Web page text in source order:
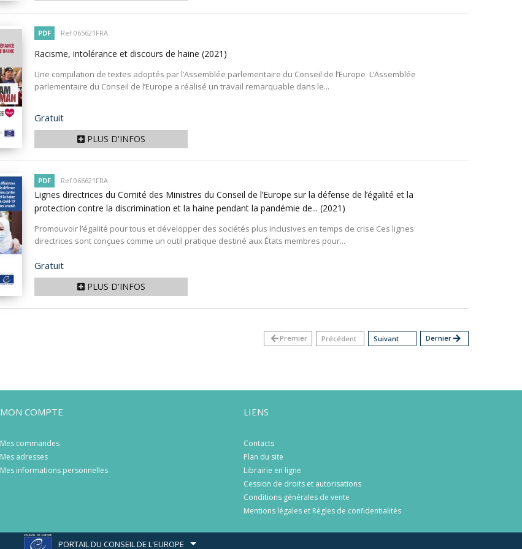
PDF Ref 065621FRA
Racisme, intolérance et discours de haine (2021)
Une compilation de textes adoptés par l’Assemblée parlementaire du Conseil de l’Europe L’Assemblée
parlementaire du Conseil de l’Europe a réalisé un travail remarquable dans le...
Prix
Gratuit
PLUS D'INFOS
PDF Ref 066621FRA
Lignes directrices du Comité des Ministres du Conseil de l’Europe sur la défense de l’égalité et la
protection contre la discrimination et la haine pendant la pandémie de... (2021)
Promouvoir l’égalité pour tous et développer des sociétés plus inclusives en temps de crise Ces lignes
directrices sont conçues comme un outil pratique destiné aux États membres pour...
Prix
Gratuit
PLUS D'INFOS
arrow_backPremier Précédent Suivant Dernierarrow_forward
MON COMPTE
Mes commandes
Mes adresses
Mes informations personnelles
LIENS
Contacts
Plan du site
Librairie en ligne
Cession de droits et autorisations
Conditions générales de vente
Mentions légales et Règles de confidentialités
PORTAIL DU CONSEIL DE L'EUROPE